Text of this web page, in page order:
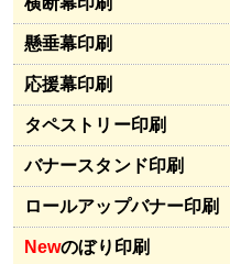
懸垂幕印刷
応援幕印刷
タペストリー印刷
バナースタンド印刷
ロールアップバナー印刷
Newのぼり印刷